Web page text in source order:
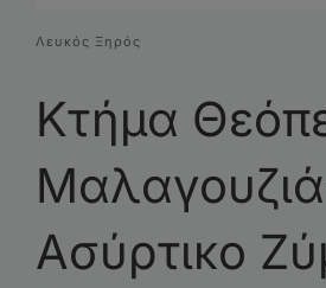
Λευκός Ξηρός
Κτήμα
Ασύρτικο